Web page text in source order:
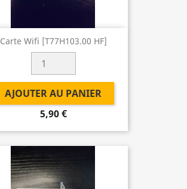
Carte Wifi [T77H103.00 HF]
AJOUTER AU PANIER
5,90 €